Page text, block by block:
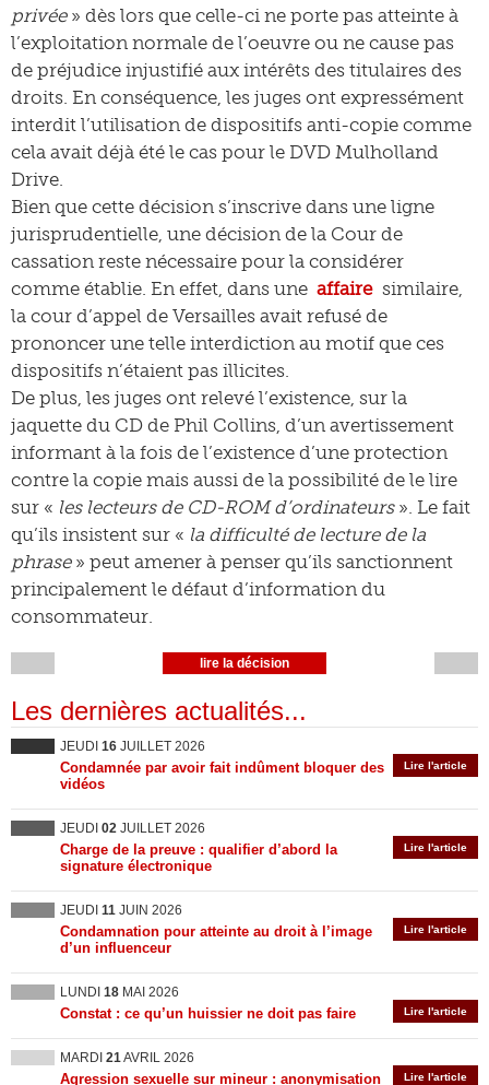
privée» dès lors que celle-ci ne porte pas atteinte à
l’exploitation normale de l’oeuvre ou ne cause pas
de préjudice injustifié aux intérêts des titulaires des
droits. En conséquence, les juges ont expressément
interdit l’utilisation de dispositifs anti-copie comme
cela avait déjà été le cas pour le DVD Mulholland
Drive.
Bien que cette décision s’inscrive dans une ligne
jurisprudentielle, une décision de la Cour de
cassation reste nécessaire pour la considérer
comme établie. En effet, dans une affaire similaire,
la cour d’appel de Versailles avait refusé de
prononcer une telle interdiction au motif que ces
dispositifs n’étaient pas illicites.
De plus, les juges ont relevé l’existence, sur la
jaquette du CD de Phil Collins, d’un avertissement
informant à la fois de l’existence d’une protection
contre la copie mais aussi de la possibilité de le lire
sur « les lecteurs de CD-ROM d’ordinateurs». Le fait
qu’ils insistent sur « la difficulté de lecture de la
phrase» peut amener à penser qu’ils sanctionnent
principalement le défaut d’information du
consommateur.
lire la décision
Les dernières actualités...
JEUDI 16 JUILLET 2026
Lire l'article
Condamnée par avoir fait indûment bloquer des
vidéos
JEUDI 02 JUILLET 2026
Lire l'article
Charge de la preuve : qualifier d’abord la
signature électronique
JEUDI 11 JUIN 2026
Lire l'article
Condamnation pour atteinte au droit à l’image
d’un influenceur
LUNDI 18 MAI 2026
Lire l'article
Constat : ce qu’un huissier ne doit pas faire
MARDI 21AVRIL 2026
Lire l'article
Agression sexuelle sur mineur : anonymisation